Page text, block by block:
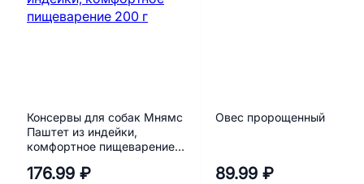
Консервы для собак Мнямс
Паштет из индейки,
комфортное пищеварение
176.99 ₽
Овес пророщенный
89.99 ₽